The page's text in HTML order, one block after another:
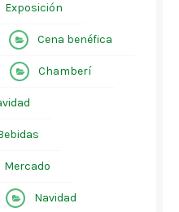
Exposición
Cena benéfica
Chamberí
Mercado
Navidad